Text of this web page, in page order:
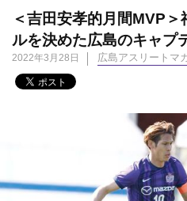
＜吉田安孝的月間MVP
ルを決めた広島のキャプ
2022年3月28日 広島アスリートマ